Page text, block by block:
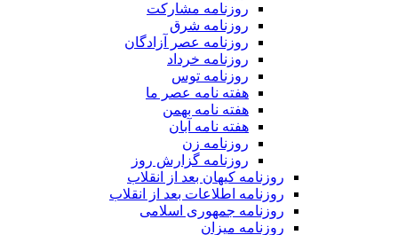
روزنامه مشارکت
روزنامه شرق
روزنامه عصر آزادگان
روزنامه خرداد
روزنامه توس
هفته نامه عصر ما
هفته نامه بهمن
هفته نامه آبان
روزنامه زن
روزنامه گزارش روز
روزنامه کیهان بعد از انقلاب
روزنامه اطلاعات بعد از انقلاب
روزنامه جمهوری اسلامی
روزنامه میزان